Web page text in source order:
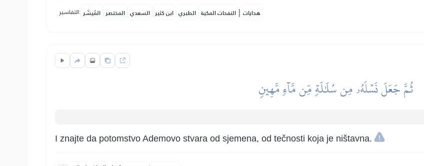
التفاسير: المُيسَّر المختصر السعدي ابن كثير الطبري النفحات المكية | هدايات
ثُمَّ جَعَلَ نَسۡلَهُۥ مِن سُلَٰلَةٖ مِّن مَّآءٖ مَّهِينٖ
I znajte da potomstvo Ademovo stvara od sjemena, od tečnosti koja je ništavna.